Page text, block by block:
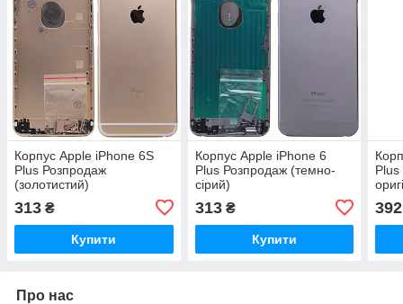
Корпус Apple iPhone 6S
Plus Розпродаж
(золотистий)
313 ₴
Купити
Корпус Apple iPhone 6
Plus Розпродаж (темно-
сірий)
313₴
Купити
392
Про нас